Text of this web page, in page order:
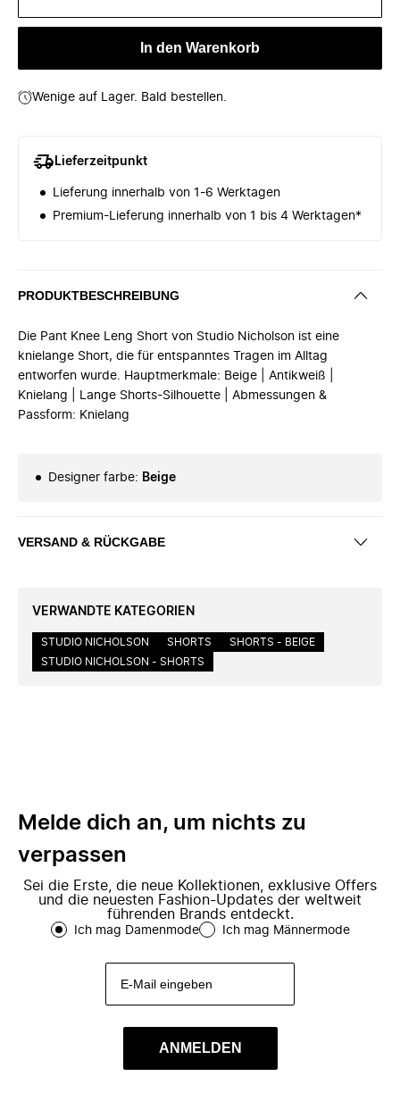
In den Warenkorb
Wenige auf Lager. Bald bestellen.
Lieferzeitpunkt
Lieferung innerhalb von 1-6 Werktagen
Premium-Lieferung innerhalb von 1 bis 4 Werktagen*
PRODUKTBESCHREIBUNG
Die Pant Knee Leng Short von Studio Nicholson ist eine
knielange Short, die für entspanntes Tragen im Alltag
entworfen wurde. Hauptmerkmale: Beige | Antikweiß |
Knielang | Lange Shorts-Silhouette | Abmessungen &
Passform: Knielang
Designer farbe: Beige
VERSAND & RÜCKGABE
VERWANDTE KATEGORIEN
STUDIO NICHOLSON SHORTS
SHORTS - BEIGE
STUDIO NICHOLSON - SHORTS
Melde dich an, um nichts zu
verpassen
Sei die Erste, die neue Kollektionen, exklusive Offers
und die neuesten Fashion-Updates der weltweit
führenden Brands entdeckt.
Ich mag Damenmode Ich mag Männermode
ANMELDEN